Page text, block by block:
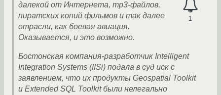
1
далекой от Интернета, mp3-файлов,
пиратских копий фильмов и так далее
отрасли, как боевая авиация.
Оказывается, и это возможно.
Бостонская компания-разработчик Intelligent
Integration Systems (IISi) подала в суд иск с
заявлением, что их продукты Geospatial Toolkit
и Extended SQL Toolkit были нелегально